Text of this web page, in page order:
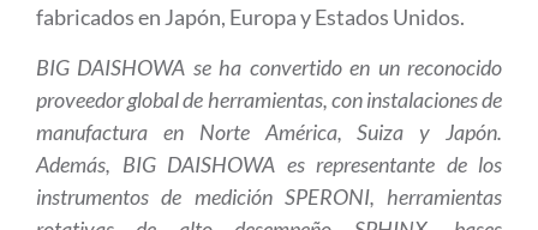
fabricados en Japón, Europa y Estados Unidos.
BIG DAISHOWA se ha convertido en un reconocido
proveedor global de herramientas, con instalaciones de
manufactura en Norte América, Suiza y Japón.
Además, BIG DAISHOWA es representante de los
instrumentos de medición SPERONI, herramientas